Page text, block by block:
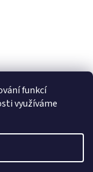
funkcí
využíváme